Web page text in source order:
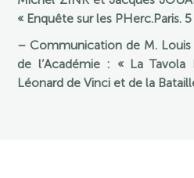
« Enquête sur les PHerc.Paris.
– Communication de M. Louis
de l’Académie : « La
Léonard de Vinci et de la